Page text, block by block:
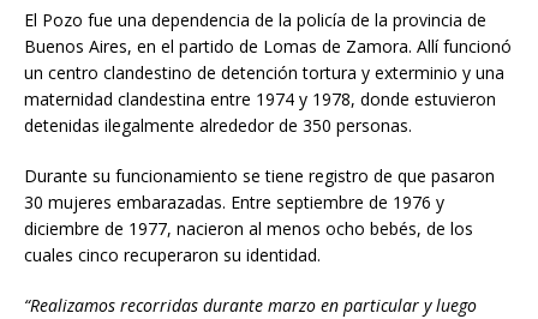
El Pozo fue una dependencia de la policía de la provincia de
Buenos Aires, en el partido de Lomas de Zamora. Allí funcionó
un centro clandestino de detención tortura y exterminio y una
maternidad clandestina entre 1974 y 1978, donde estuvieron
detenidas ilegalmente alrededor de 350 personas.
Durante su funcionamiento se tiene registro de que pasaron
30 mujeres embarazadas. Entre septiembre de 1976 y
diciembre de 1977, nacieron al menos ocho bebés, de los
cuales cinco recuperaron su identidad.
“Realizamos recorridas durante marzo en particular y luego